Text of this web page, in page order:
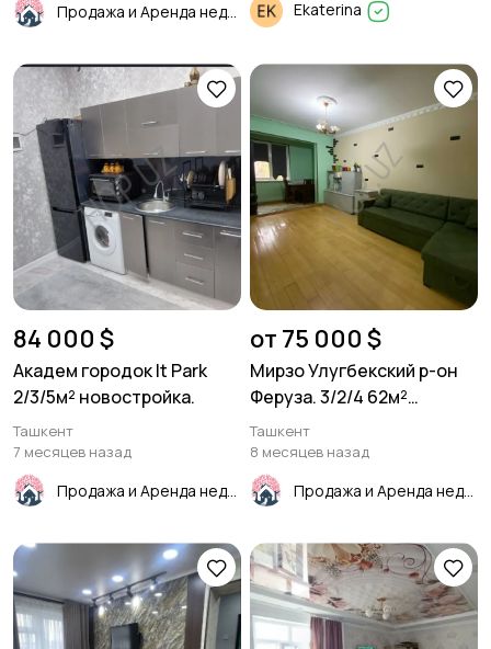
Ekaterina
84 000 $
Академ городок It Park
2/3/5м² новостройка.
Ташкент
7 месяцев назад
от 75 000 $
Мирзо Улугбекский р-он
Феруза. 3/2/4 62м²
Панель.
Ташкент
8 месяцев назад